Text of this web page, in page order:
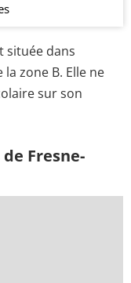
située dans
la zone B. Elle ne
sur son
Fresne-